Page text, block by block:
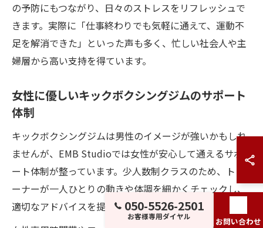
の予防にもつながり、日々のストレスをリフレッシュで
きます。実際に「仕事終わりでも気軽に通えて、運動不
足を解消できた」といった声も多く、忙しい社会人や主
婦層から高い支持を得ています。
女性に優しいキックボクシングジムのサポート
体制
キックボクシングジムは男性のイメージが強いかもしれ
ませんが、EMB Studioでは女性が安心して通えるサポ
ート体制が整っています。少人数制クラスのため、トレ
ーナーが一人ひとりの動きや体調を細かくチェックし、
適切なアドバイスを提供します。050-5526-2501
お客様専用ダイヤル お問い合わせ